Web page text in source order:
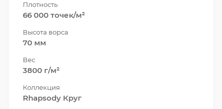
Плотность
66 000 точек/м²
Высота ворса
70 мм
Вес
3800 г/м²
Коллекция
Rhapsody Круг